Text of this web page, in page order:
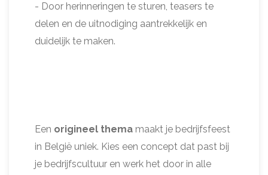
- Door herinneringen te sturen, teasers te
delen en de uitnodiging aantrekkelijk en
duidelijk te maken.
Een origineel thema maakt je bedrijfsfeest
in België uniek. Kies een concept dat past bij
je bedrijfscultuur en werk het door in alle